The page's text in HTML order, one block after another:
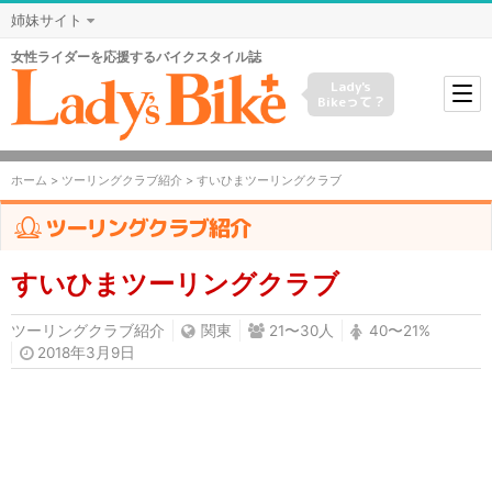
姉妹サイト
女性ライダーを応援するバイクスタイル誌
Lady's
Bikeって？
ホーム > ツーリングクラブ紹介 > すいひまツーリングクラブ
ツーリングクラブ紹介
すいひまツーリングクラブ
ツーリングクラブ紹介 関東 21〜30人
40〜21%
2018年3月9日